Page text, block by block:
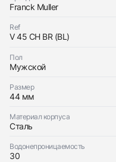
Franck Muller
Ref
V 45 CH BR (BL)
Пол
Мужской
Размер
44 мм
Материал корпуса
Сталь
Водонепроницаемость
30
Оставьте ваши
Mens
$11,550